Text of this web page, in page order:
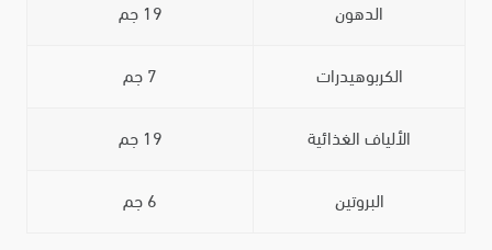
الدهون 19 جم
الكربوهيدرات 7 جم
الألياف الغذائية 19 جم
البروتين 6 جم